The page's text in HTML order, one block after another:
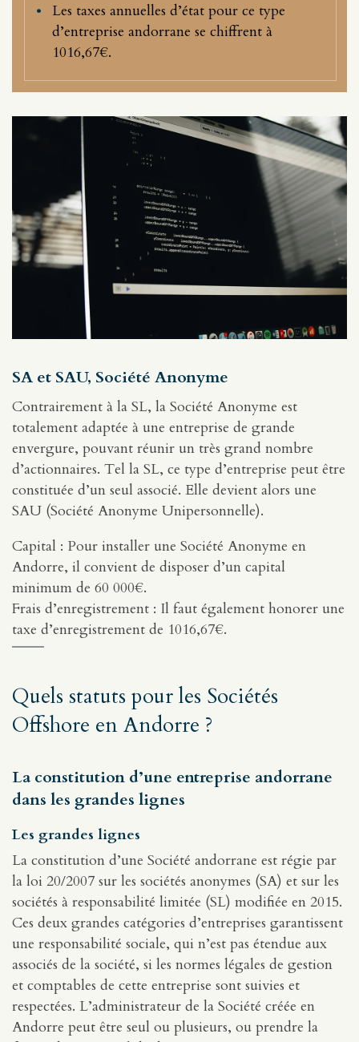
Les taxes annuelles d’état pour ce type
d’entreprise andorrane se chiffrent à
1016,67€.
SA et SAU, Société Anonyme
Contrairement à la SL, la Société Anonyme est
totalement adaptée à une entreprise de grande
envergure, pouvant réunir un très grand nombre
d’actionnaires. Tel la SL, ce type d’entreprise peut être
constituée d’un seul associé. Elle devient alors une
SAU (Société Anonyme Unipersonnelle).
Capital : Pour installer une Société Anonyme en
Andorre, il convient de disposer d’un capital
minimum de 60 000€.
Frais d’enregistrement : Il faut également honorer une
taxe d’enregistrement de 1016,67€.
Quels statuts pour les Sociétés
Offshore en Andorre ?
La constitution d’une entreprise andorrane
dans les grandes lignes
Les grandes lignes
La constitution d’une Société andorrane est régie par
la loi 20/2007 sur les sociétés anonymes (SA) et sur les
sociétés à responsabilité limitée (SL) modifiée en 2015.
Ces deux grandes catégories d’entreprises garantissent
une responsabilité sociale, qui n’est pas étendue aux
associés de la société, si les normes légales de gestion
et comptables de cette entreprise sont suivies et
respectées. L’administrateur de la Société créée en
Andorre peut être seul ou plusieurs, ou prendre la